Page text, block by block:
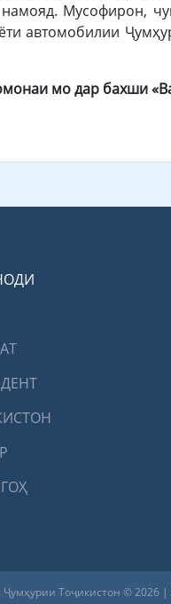
Мусофирон,
автомобилии
мо дар бахши
Ҷумҳурии Тоҷикистон © 2026 |